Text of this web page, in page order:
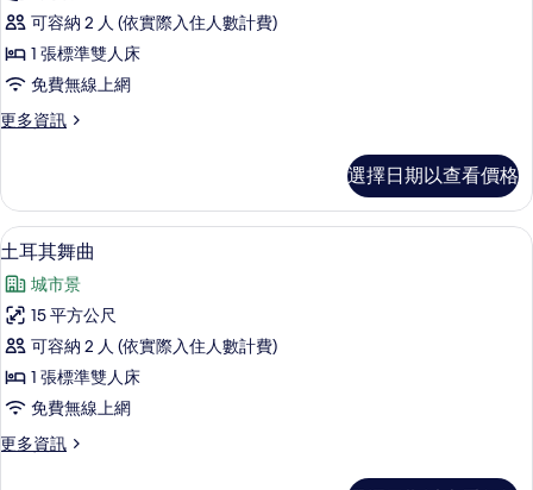
房
的
所
相
可容納 2 人 (依實際入住人數計費)
1 張標準雙人床
免費無線上網
更多資訊
更
房
的
詳
選擇日期以查看價格
顯
示
土
耳
其
舞
的
土耳其舞曲 | 遮光布/窗簾、隔音
10
土耳其舞曲
城市景
15 平方公尺
可容納 2 人 (依實際入住人數計費)
1 張標準雙人床
免費無線上網
更多資訊
更